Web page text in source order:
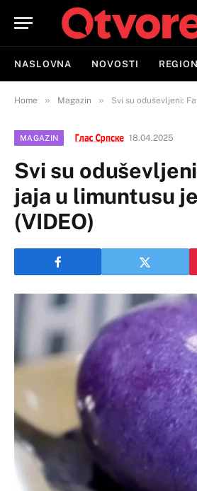
NASLOVNA NOVOSTI REGION
Home » Magazin » Svi su oduševljeni:
MAGAZIN 18.04.2025
Svi su
jaja u limuntusu
(VIDEO)